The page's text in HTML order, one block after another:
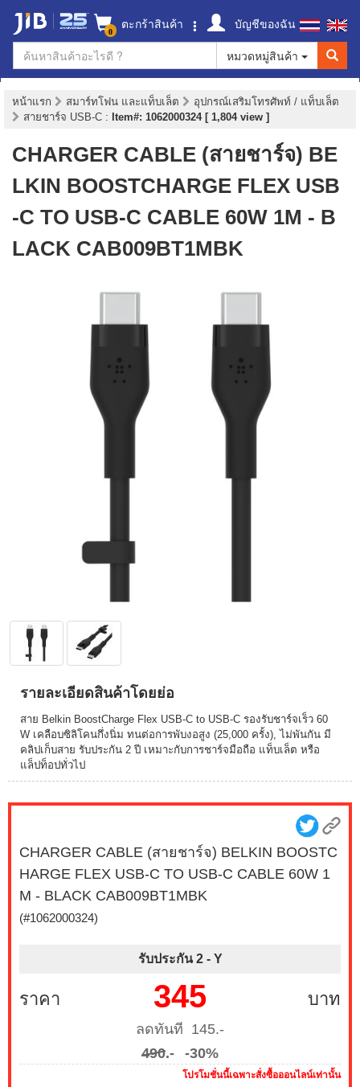
0 ตะกร้าสินค้า
บัญชีของฉัน
หมวดหมู่สินค้า
หน้าแรก สมาร์ทโฟน และแท็บเล็ต
อุปกรณ์เสริมโทรศัพท์ / แท็บเล็ต
สายชาร์จ USB-C : Item#: 1062000324 [ 1,804 view ]
CHARGER CABLE (สายชาร์จ) BE
LKIN BOOSTCHARGE FLEX USB
-C TO USB-C CABLE 60W 1M - B
LACK CAB009BT1MBK
รายละเอียดสินค้าโดยย่อ
สาย Belkin BoostCharge Flex USB‑C to USB‑C รองรับชาร์จเร็ว 60
W เคลือบซิลิโคนกึ่งนิ่ม ทนต่อการพับงอสูง (25,000 ครั้ง), ไม่พันกัน มี
คลิปเก็บสาย รับประกัน 2 ปี เหมาะกับการชาร์จมือถือ แท็บเล็ต หรือ
แล็ปท็อปทั่วไป
CHARGER CABLE (สายชาร์จ) BELKIN BOOSTC
HARGE FLEX USB-C TO USB-C CABLE 60W 1
M - BLACK CAB009BT1MBK
(#1062000324)
รับประกัน 2 - Y
ราคา บาท
345
ลดทันที 145.-
490.- -30%
โปรโมชั่นนี้เฉพาะสั่งซื้อออนไลน์เท่านั้น